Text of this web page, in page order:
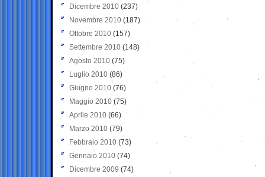
Dicembre 2010 (237)
Novembre 2010 (187)
Ottobre 2010 (157)
Settembre 2010 (148)
Agosto 2010 (75)
Luglio 2010 (86)
Giugno 2010 (76)
Maggio 2010 (75)
Aprile 2010 (66)
Marzo 2010 (79)
Febbraio 2010 (73)
Gennaio 2010 (74)
Dicembre 2009 (74)